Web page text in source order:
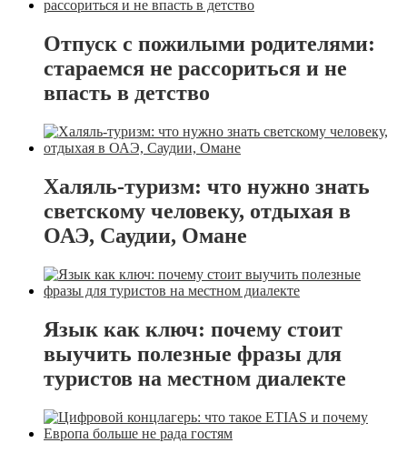
Отпуск с пожилыми родителями:
стараемся не рассориться и не
впасть в детство
Халяль-туризм: что нужно знать
светскому человеку, отдыхая в
ОАЭ, Саудии, Омане
Язык как ключ: почему стоит
выучить полезные фразы для
туристов на местном диалекте